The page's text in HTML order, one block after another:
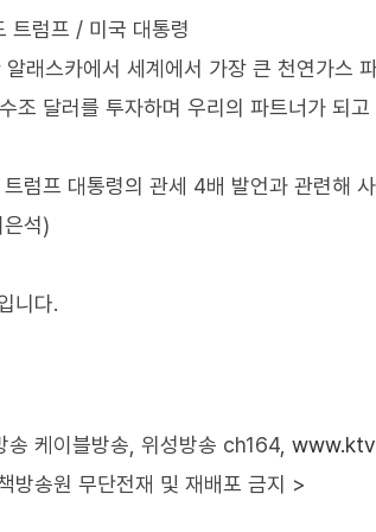
트럼프 / 미국 대통령
래스카에서 세계에서 가장 큰 천연가스
조 달러를 투자하며 우리의 파트너가 되고
럼프 대통령의 관세 4배 발언과 관련해
석)
니다.
송 케이블방송, 위성방송 ch164,
방송원 무단전재 및 재배포 금지 >